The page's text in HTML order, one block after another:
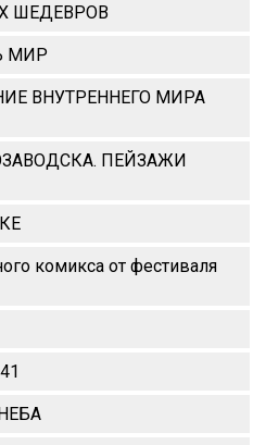
ШЕДЕВРОВ
МИР
ВНУТРЕННЕГО МИРА
ПЕЙЗАЖИ
комикса от фестиваля